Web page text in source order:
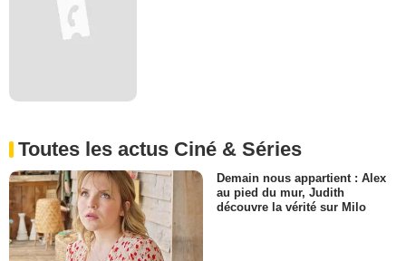
Toutes les actus Ciné & Séries
Demain nous appartient : Alex
au pied du mur, Judith
découvre la vérité sur Milo